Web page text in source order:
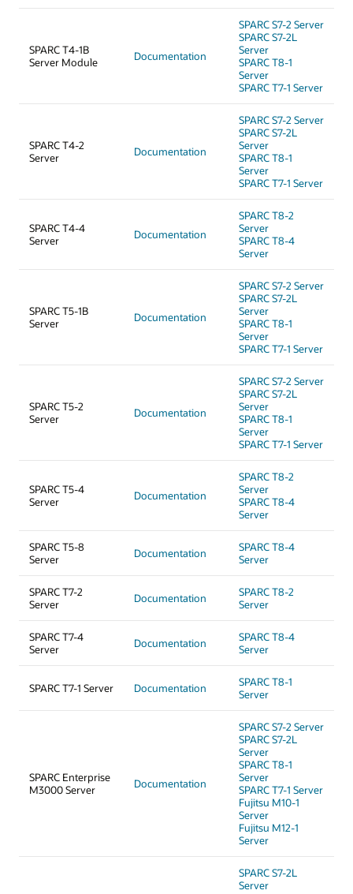
SPARC T4-1B
Server Module
Documentation
SPARC S7-2 Server
SPARC S7-2L
Server
SPARC T8-1
Server
SPARC T7-1 Server
SPARC T4-2
Server
Documentation
SPARC S7-2 Server
SPARC S7-2L
Server
SPARC T8-1
Server
SPARC T7-1 Server
SPARC T4-4
Server
Documentation
SPARC T8-2
Server
SPARC T8-4
Server
SPARC T5-1B
Server
Documentation
SPARC S7-2 Server
SPARC S7-2L
Server
SPARC T8-1
Server
SPARC T7-1 Server
SPARC T5-2
Server
Documentation
SPARC S7-2 Server
SPARC S7-2L
Server
SPARC T8-1
Server
SPARC T7-1 Server
SPARC T5-4
Server
Documentation
SPARC T8-2
Server
SPARC T8-4
Server
SPARC T5-8
Server
Documentation
SPARC T8-4
Server
SPARC T7-2
Server
Documentation
SPARC T8-2
Server
SPARC T7-4
Server
Documentation
SPARC T8-4
Server
SPARC T7-1 Server Documentation
SPARC T8-1
Server
SPARC Enterprise
M3000 Server
Documentation
SPARC S7-2 Server
SPARC S7-2L
Server
SPARC T8-1
Server
SPARC T7-1 Server
Fujitsu M10-1
Server
Fujitsu M12-1
Server
SPARC S7-2L
Server